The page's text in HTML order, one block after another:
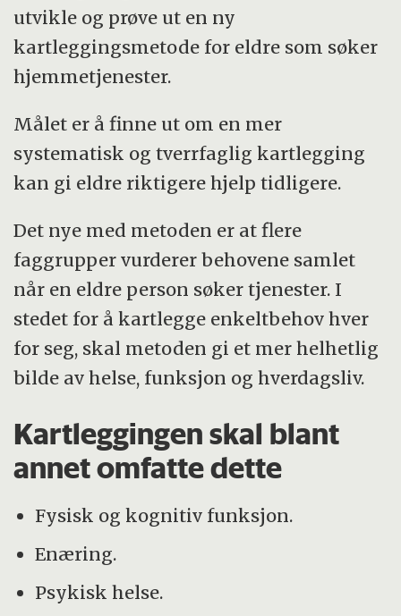
utvikle og prøve ut en ny
kartleggingsmetode for eldre som søker
hjemmetjenester.
Målet er å finne ut om en mer
systematisk og tverrfaglig kartlegging
kan gi eldre riktigere hjelp tidligere.
Det nye med metoden er at flere
faggrupper vurderer behovene samlet
når en eldre person søker tjenester. I
stedet for å kartlegge enkeltbehov hver
for seg, skal metoden gi et mer helhetlig
bilde av helse, funksjon og hverdagsliv.
Kartleggingen skal blant
annet omfatte dette
Fysisk og kognitiv funksjon.
Enæring.
Psykisk helse.